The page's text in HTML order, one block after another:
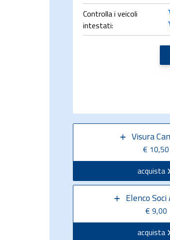
Controlla i veicoli
intestati:
Visura
€ 10,50
acquista
Elenco
€ 9,00
acquista